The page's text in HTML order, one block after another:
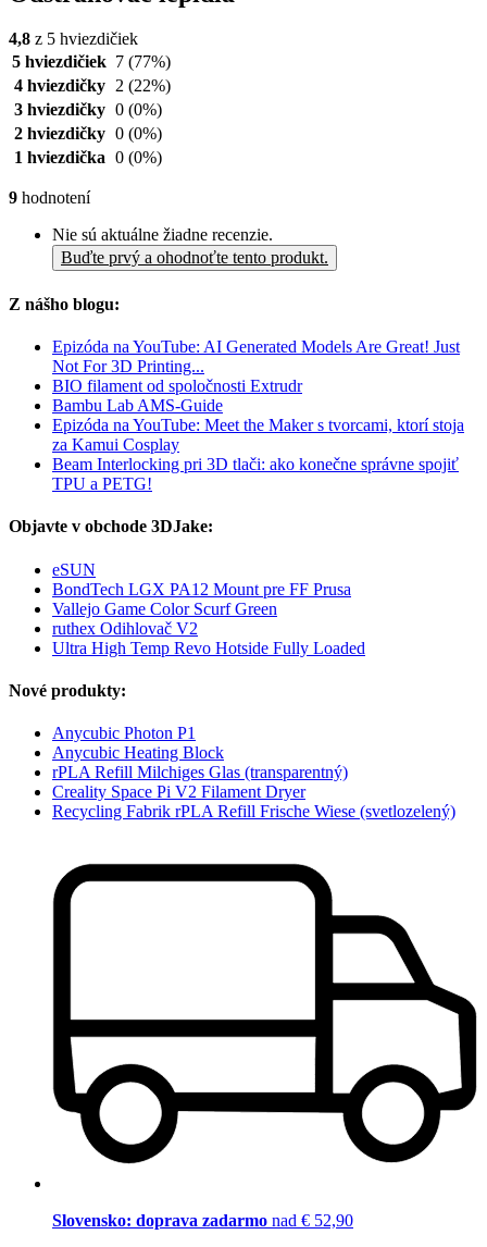
4,8 z 5 hviezdičiek
5 hviezdičiek 7 (77%)
4 hviezdičky 2 (22%)
3 hviezdičky 0 (0%)
2 hviezdičky 0 (0%)
1 hviezdička 0 (0%)
9 hodnotení
Nie sú aktuálne žiadne recenzie.
Buďte prvý a ohodnoťte tento produkt.
Z nášho blogu:
Epizóda na YouTube: AI Generated Models Are Great! Just
Not For 3D Printing...
BIO filament od spoločnosti Extrudr
Bambu Lab AMS-Guide
Epizóda na YouTube: Meet the Maker s tvorcami, ktorí stoja
za Kamui Cosplay
Beam Interlocking pri 3D tlači: ako konečne správne spojiť
TPU a PETG!
Objavte v obchode 3DJake:
eSUN
BondTech LGX PA12 Mount pre FF Prusa
Vallejo Game Color Scurf Green
ruthex Odihlovač V2
Ultra High Temp Revo Hotside Fully Loaded
Nové produkty:
Anycubic Photon P1
Anycubic Heating Block
rPLA Refill Milchiges Glas (transparentný)
Creality Space Pi V2 Filament Dryer
Recycling Fabrik rPLA Refill Frische Wiese (svetlozelený)
Slovensko: doprava zadarmo nad € 52,90